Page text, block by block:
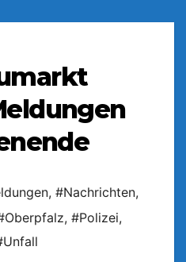
, #Nachrichten,
, #Polizei,